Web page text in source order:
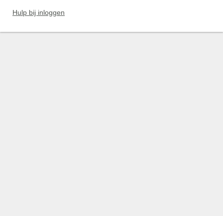
Hulp bij inloggen